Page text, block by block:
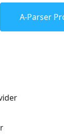
A-Parser